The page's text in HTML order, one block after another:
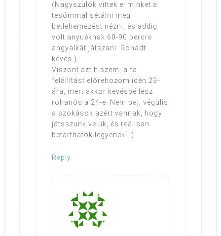
(Nagyszülők vittek el minket a
tesómmal sétálni meg
betlehemezést nézni, és addig
volt anyuéknak 60-90 percre
angyalkát játszani. Rohadt
kevés.)
Viszont azt hiszem, a fa
felállítást előrehozom idén 23-
ára, mert akkor kevésbé lesz
rohanós a 24-e. Nem baj, végülis
a szokások azért vannak, hogy
játsszunk velük, és reálisan
betarthatók legyenek! :)
Reply